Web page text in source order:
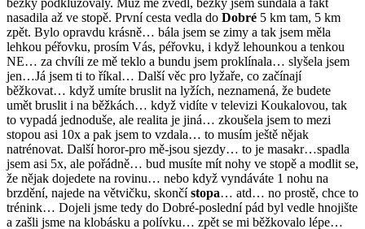
běžky podkluzovaly. Muž mě zvedl, běžky jsem sundala a fakt
nasadila až ve stopě. První cesta vedla do Dobré 5 km tam, 5 km
zpět. Bylo opravdu krásně… bála jsem se zimy a tak jsem měla
lehkou péřovku, prosím Vás, péřovku, i když lehounkou a tenkou
NE… za chvíli ze mě teklo a bundu jsem proklínala… slyšela jsem
jen…Já jsem ti to říkal… Další věc pro lyžaře, co začínají
běžkovat… když umíte bruslit na lyžích, neznamená, že budete
umět bruslit i na běžkách… když vidíte v televizi Koukalovou, tak
to vypadá jednoduše, ale realita je jiná… zkoušela jsem to mezi
stopou asi 10x a pak jsem to vzdala… to musím ještě nějak
natrénovat. Další horor-pro mě-jsou sjezdy… to je masakr…spadla
jsem asi 5x, ale pořádně… bud musíte mít nohy ve stopě a modlit se,
že nějak dojedete na rovinu… nebo když vyndáváte 1 nohu na
brzdění, najede na větvičku, skončístopa… atd… no prostě, chce to
trénink… Dojeli jsme tedy do Dobré-poslední pád byl vedle hnojište
a zašli jsme na klobásku a polívku… zpět se mi běžkovalo lépe…